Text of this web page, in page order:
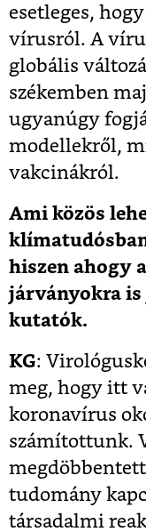
esetleges,
vírusról. A
globális
székemben
ugyanúgy
modellekről,
vakcinákról.
Ami közös
hiszen ahogy
járványokra is
kutatók.
KG:
meg, hogy itt
koronavírus
számítottunk.
tudomány
társadalmi